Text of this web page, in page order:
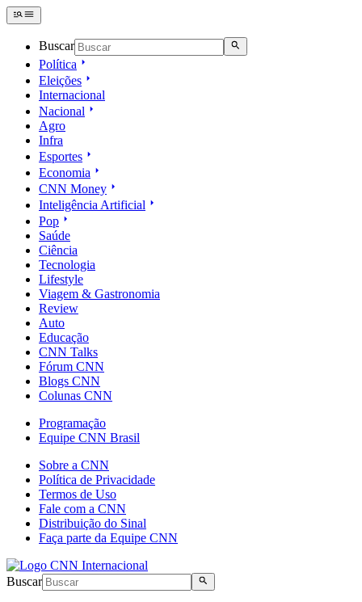
Buscar
Política
Eleições
Internacional
Nacional
Agro
Infra
Esportes
Economia
CNN Money
Inteligência Artificial
Pop
Saúde
Ciência
Tecnologia
Lifestyle
Viagem & Gastronomia
Review
Auto
Educação
CNN Talks
Fórum CNN
Blogs CNN
Colunas CNN
Programação
Equipe CNN Brasil
Sobre a CNN
Política de Privacidade
Termos de Uso
Fale com a CNN
Distribuição do Sinal
Faça parte da Equipe CNN
Buscar